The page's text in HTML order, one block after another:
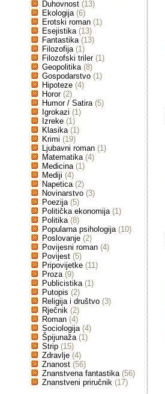
Duhovnost (13)
Ekologija (6)
Erotski roman (1)
Esejistika (13)
Fantastika (13)
Filozofija (1)
Filozofski triler (1)
Geopolitika (8)
Gospodarstvo (1)
Hipoteze (4)
Horor (2)
Humor / Satira (5)
Igrokazi (1)
Izreke (1)
Klasika (1)
Krimi (19)
Ljubavni roman (1)
Matematika (4)
Medicina (1)
Mediji (4)
Napetica (2)
Novinarstvo (3)
Poezija (5)
Politička ekonomija (1)
Politika (8)
Popularna psihologija (10)
Poslovanje (2)
Povijesni roman (4)
Povijest (5)
Pripovijetke (11)
Proza (9)
Publicistika (1)
Putopis (2)
Religija i društvo (3)
Rječnik (2)
Roman (4)
Sociologija (4)
Špijunaža (1)
Strip (15)
Zdravlje (4)
Znanost (56)
Znanstvena fantastika (56)
Znanstveni priručnik (17)